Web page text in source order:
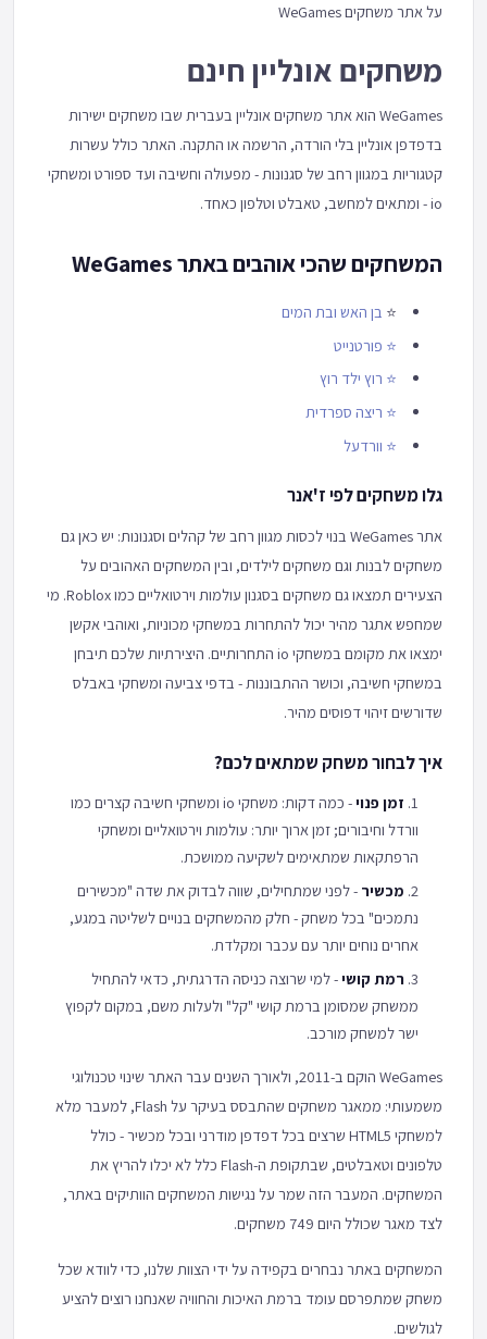
על אתר משחקים WeGames
משחקים אונליין חינם
WeGames הוא אתר משחקים אונליין בעברית שבו משחקים ישירות
בדפדפן אונליין בלי הורדה, הרשמה או התקנה. האתר כולל עשרות
קטגוריות במגוון רחב של סגנונות - מפעולה וחשיבה ועד ספורט ומשחקי
io - ומתאים למחשב, טאבלט וטלפון כאחד.
המשחקים שהכי אוהבים באתר WeGames
⭐ בן האש ובת המים
⭐ פורטנייט
⭐ רוץ ילד רוץ
⭐ ריצה ספרדית
⭐ וורדעל
גלו משחקים לפי ז'אנר
אתר WeGames בנוי לכסות מגוון רחב של קהלים וסגנונות: יש כאן גם
משחקים לבנות וגם משחקים לילדים, ובין המשחקים האהובים על
הצעירים תמצאו גם משחקים בסגנון עולמות וירטואליים כמו Roblox. מי
שמחפש אתגר מהיר יכול להתחרות במשחקי מכוניות, ואוהבי אקשן
ימצאו את מקומם במשחקי io התחרותיים. היצירתיות שלכם תיבחן
במשחקי חשיבה, וכושר ההתבוננות - בדפי צביעה ומשחקי באבלס
שדורשים זיהוי דפוסים מהיר.
איך לבחור משחק שמתאים לכם?
זמן פנוי
- כמה דקות: משחקי io ומשחקי חשיבה קצרים כמו
וורדל וחיבורים; זמן ארוך יותר: עולמות וירטואליים ומשחקי
הרפתקאות שמתאימים לשקיעה ממושכת.
מכשיר - לפני שמתחילים, שווה לבדוק את שדה "מכשירים
נתמכים" בכל משחק - חלק מהמשחקים בנויים לשליטה במגע,
אחרים נוחים יותר עם עכבר ומקלדת.
רמת קושי- למי שרוצה כניסה הדרגתית, כדאי להתחיל
ממשחק שמסומן ברמת קושי "קל" ולעלות משם, במקום לקפוץ
ישר למשחק מורכב.
WeGames הוקם ב-2011, ולאורך השנים עבר האתר שינוי טכנולוגי
משמעותי: ממאגר משחקים שהתבסס בעיקר על Flash, למעבר מלא
למשחקי HTML5 שרצים בכל דפדפן מודרני ובכל מכשיר - כולל
טלפונים וטאבלטים, שבתקופת ה-Flash כלל לא יכלו להריץ את
המשחקים. המעבר הזה שמר על נגישות המשחקים הוותיקים באתר,
לצד מאגר שכולל היום 749 משחקים.
המשחקים באתר נבחרים בקפידה על ידי הצוות שלנו, כדי לוודא שכל
משחק שמתפרסם עומד ברמת האיכות והחוויה שאנחנו רוצים להציע
לגולשים.